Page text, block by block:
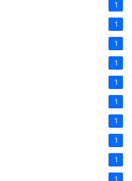
1
1
1
1
1
1
1
1
1
1